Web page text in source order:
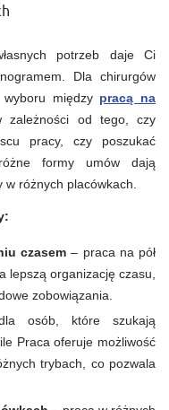
potrzeb daje Ci
Dla chirurgów
między pracą na
zależności od tego, czy
pracy, czy poszukać
formy umów dają
w różnych placówkach.
czasem – praca na pół
lepszą organizację czasu,
zobowiązania.
osób, które szukają
Praca oferuje możliwość
trybach, co pozwala